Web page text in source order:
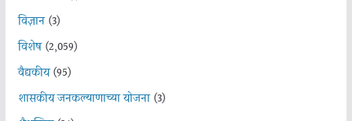
विज्ञान(3)
विशेष(2,059)
वैद्यकीय(95)
शासकीय जनकल्याणाच्या योजना(3)